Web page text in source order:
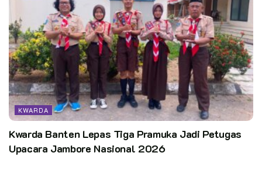
KWARDA
Kwarda Banten Lepas Tiga Pramuka Jadi Petugas
Upacara Jambore Nasional 2026